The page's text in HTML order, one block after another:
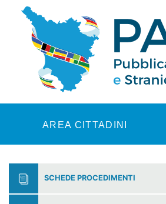
Skip to main content
AREA CITTADINI
SCHEDE PROCEDIMENTI